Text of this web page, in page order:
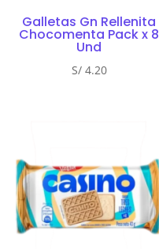
Galletas Gn Rellenita
Chocomenta Pack x 8
Und
S/4.20